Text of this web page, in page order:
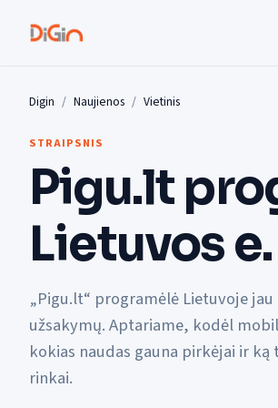
Digin Naujienos Vietinis
STRAIPSNIS
Pigu.lt
Lietuvos
„Pigu.lt“ programėlė Lietuvoje
užsakymų. Aptariame, kodėl
kokias naudas gauna pirkėjai ir ką
rinkai.